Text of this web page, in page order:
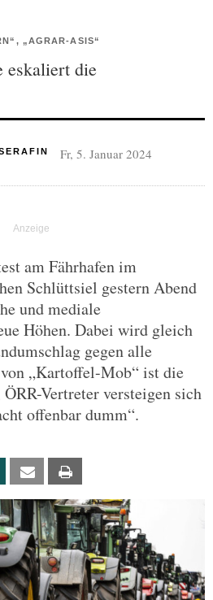
„AGRAR-ASIS“
eskaliert die
Fr, 5. Januar 2024
am Fährhafen im
Schlüttsiel gestern Abend
und mediale
Höhen. Dabei wird gleich
gegen alle
„Kartoffel-Mob“ ist die
Vertreter versteigen sich
offenbar dumm“.
Xing Email